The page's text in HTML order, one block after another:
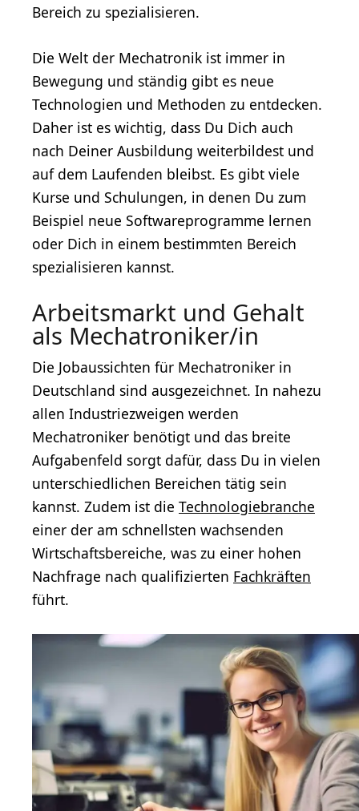
Bereich zu spezialisieren.
Die Welt der Mechatronik ist immer in
Bewegung und ständig gibt es neue
Technologien und Methoden zu entdecken.
Daher ist es wichtig, dass Du Dich auch
nach Deiner Ausbildung weiterbildest und
auf dem Laufenden bleibst. Es gibt viele
Kurse und Schulungen, in denen Du zum
Beispiel neue Softwareprogramme lernen
oder Dich in einem bestimmten Bereich
spezialisieren kannst.
Arbeitsmarkt und Gehalt
als Mechatroniker/in
Die Jobaussichten für Mechatroniker in
Deutschland sind ausgezeichnet. In nahezu
allen Industriezweigen werden
Mechatroniker benötigt und das breite
Aufgabenfeld sorgt dafür, dass Du in vielen
unterschiedlichen Bereichen tätig sein
kannst. Zudem ist die Technologiebranche
einer der am schnellsten wachsenden
Wirtschaftsbereiche, was zu einer hohen
Nachfrage nach qualifizierten Fachkräften
führt.